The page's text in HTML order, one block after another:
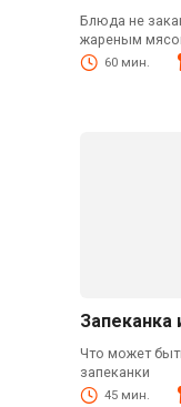
Блюда не
жареным
60 мин.
Запеканка
Что может
запеканки
45 мин.